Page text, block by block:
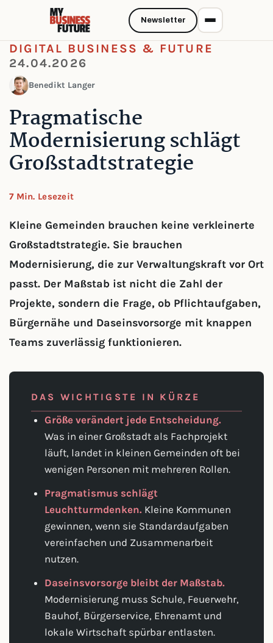
DIGITAL BUSINESS & FUTURE
24.04.2026
Benedikt Langer
Pragmatische
Modernisierung schlägt
Großstadtstrategie
7 Min. Lesezeit
Kleine Gemeinden brauchen keine verkleinerte
Großstadtstrategie. Sie brauchen
Modernisierung, die zur Verwaltungskraft vor Ort
passt. Der Maßstab ist nicht die Zahl der
Projekte, sondern die Frage, ob Pflichtaufgaben,
Bürgernähe und Daseinsvorsorge mit knappen
Teams zuverlässig funktionieren.
DAS WICHTIGSTE IN KÜRZE
Größe verändert jede Entscheidung.
Was in einer Großstadt als Fachprojekt
läuft, landet in kleinen Gemeinden oft bei
wenigen Personen mit mehreren Rollen.
Pragmatismus schlägt
Leuchtturmdenken. Kleine Kommunen
gewinnen, wenn sie Standardaufgaben
vereinfachen und Zusammenarbeit
nutzen.
Daseinsvorsorge bleibt der Maßstab.
Modernisierung muss Schule, Feuerwehr,
Bauhof, Bürgerservice, Ehrenamt und
lokale Wirtschaft spürbar entlasten.
Newsletter